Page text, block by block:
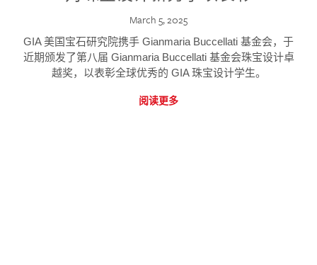
March 5, 2025
GIA 美国宝石研究院携手 Gianmaria Buccellati 基金会，于
近期颁发了第八届 Gianmaria Buccellati 基金会珠宝设计卓
越奖，以表彰全球优秀的 GIA 珠宝设计学生。
阅读更多